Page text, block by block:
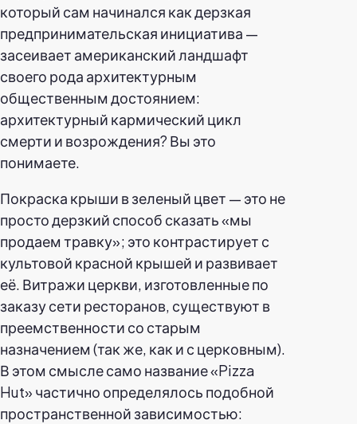
который сам начинался как дерзкая
предпринимательская инициатива —
засеивает американский ландшафт
своего рода архитектурным
общественным достоянием:
архитектурный кармический цикл
смерти и возрождения? Вы это
понимаете.
Покраска крыши в зеленый цвет — это не
просто дерзкий способ сказать «мы
продаем травку»; это контрастирует с
культовой красной крышей и развивает
её. Витражи церкви, изготовленные по
заказу сети ресторанов, существуют в
преемственности со старым
назначением (так же, как и с церковным).
В этом смысле само название «Pizza
Hut» частично определялось подобной
пространственной зависимостью: